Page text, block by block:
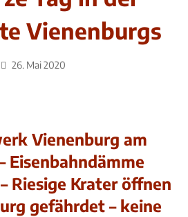
Vienenburgs
26. Mai 2020
Vienenburg am
Eisenbahndämme
Riesige Krater öffnen
gefährdet – keine